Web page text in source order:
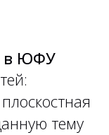
в ЮФУ
тему